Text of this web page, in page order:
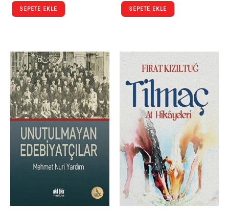
SEPETE EKLE SEPETE EKLE